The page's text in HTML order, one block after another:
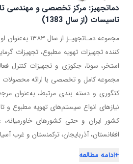
دماتجهیز: مرکز تخصصی و مهندسی
تاسیسات (از سال 1383)
مجموعه
کننده تجهیزات تهویه مطبوع، تجهیزات
استخر، سونا، جکوزی و تجهیزات کنترل
کتگوری و دسته بندی مرتبط، به‌عنوان
نیازهای انواع سیستم‌های تهویه مطبوع و
کشور ایران و حتی کشورهای خاورمیانه،
افغانستان، آذربایجان، ترکمنستان و غرب
+ادامه مطالعه